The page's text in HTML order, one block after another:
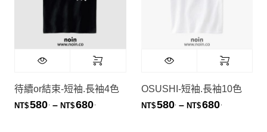
待續or結束-短袖.長袖4色
NT$580 – NT$680價格範圍：NT$580. 到 NT$680.
OSUSHI-短袖.長袖10色
NT$580 – NT$680